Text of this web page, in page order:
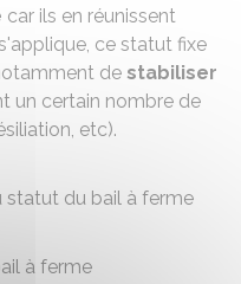
car ils en réunissent
ce statut fixe
de stabiliser
un certain nombre de
etc).
statut du bail à ferme
à ferme